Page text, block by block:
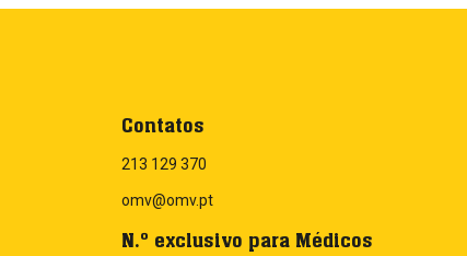
Contatos
213 129 370
omv@omv.pt
N.º exclusivo para Médicos